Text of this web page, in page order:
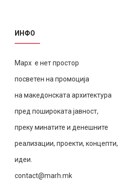
ИНФО
Марх е нет простор
посветен на промоција
на македонската архитектура
пред пошироката јавност,
преку минатите и денешните
реализации, проекти, концепти,
идеи.
contact@marh.mk